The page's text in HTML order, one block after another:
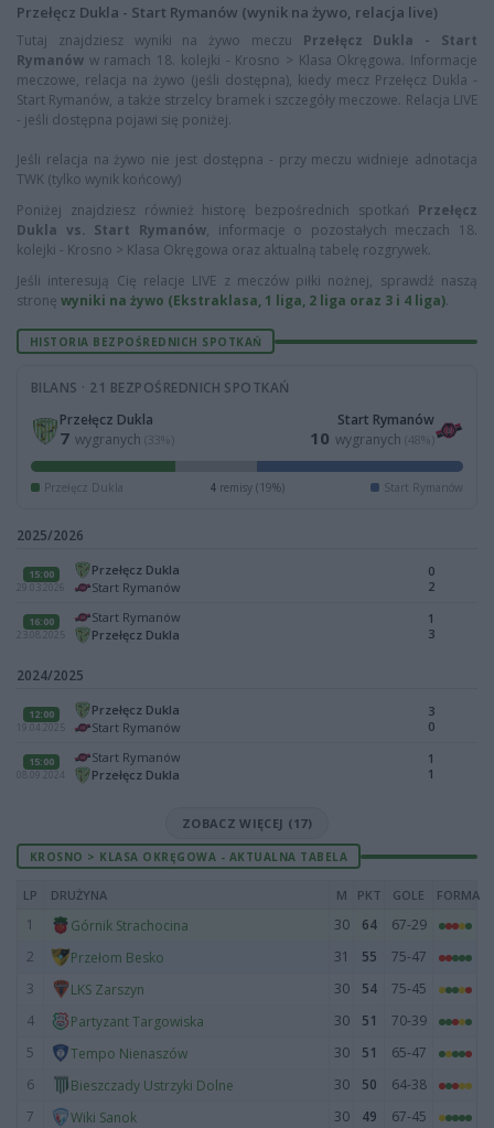
Przełęcz Dukla - Start Rymanów (wynik na żywo, relacja live)
Tutaj znajdziesz wyniki na żywo meczu Przełęcz Dukla - Start
Rymanów w ramach 18. kolejki - Krosno > Klasa Okręgowa. Informacje
meczowe, relacja na żywo (jeśli dostępna), kiedy mecz Przełęcz Dukla -
Start Rymanów, a także strzelcy bramek i szczegóły meczowe. Relacja LIVE
- jeśli dostępna pojawi się poniżej.
Jeśli relacja na żywo nie jest dostępna - przy meczu widnieje adnotacja
TWK (tylko wynik końcowy)
Poniżej znajdziesz również historę bezpośrednich spotkań Przełęcz
Dukla vs. Start Rymanów, informacje o pozostałych meczach 18.
kolejki - Krosno > Klasa Okręgowa oraz aktualną tabelę rozgrywek.
Jeśli interesują Cię relacje LIVE z meczów piłki nożnej, sprawdź naszą
stronę wyniki na żywo (Ekstraklasa, 1 liga, 2 liga oraz 3 i 4 liga).
HISTORIA BEZPOŚREDNICH SPOTKAŃ
BILANS · 21 BEZPOŚREDNICH SPOTKAŃ
Przełęcz Dukla
7 wygranych (33%)
Start Rymanów
10 wygranych (48%)
Przełęcz Dukla 4 remisy (19%) Start Rymanów
2025/2026
15:00
29.03.2026
Przełęcz Dukla
Start Rymanów
0
2
16:00
23.08.2025
Start Rymanów
Przełęcz Dukla
1
3
2024/2025
12:00
19.04.2025
Przełęcz Dukla
Start Rymanów
3
0
15:00
08.09.2024
Start Rymanów
Przełęcz Dukla
1
1
ZOBACZ WIĘCEJ (17)
KROSNO > KLASA OKRĘGOWA - AKTUALNA TABELA
LP DRUŻYNA M PKT GOLE FORMA
1 Górnik Strachocina 30 64
67-29
2
Przełom Besko 31 55
75-47
3
LKS Zarszyn 30 54
75-45
4
Partyzant Targowiska 30 51
70-39
5
Tempo Nienaszów 30 51
65-47
6
Bieszczady Ustrzyki Dolne 30 50
64-38
7
Wiki Sanok 30 49
67-45